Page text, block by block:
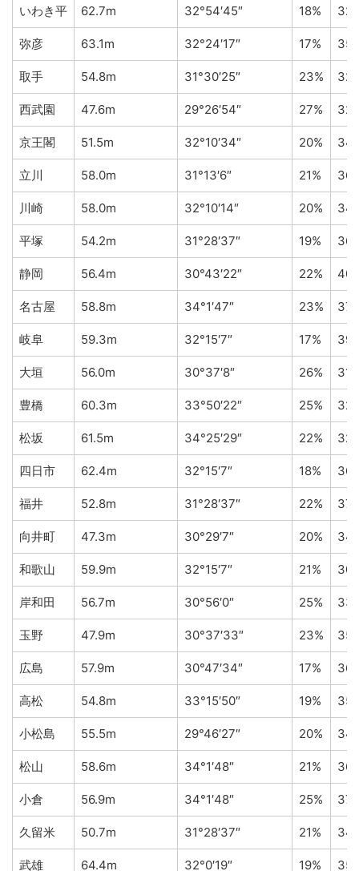
いわき平 62.7m 32°54′45″ 18%
弥彦 63.1m 32°24′17″ 17%
取手 54.8m 31°30′25″ 23%
西武園 47.6m 29°26′54″ 27%
京王閣 51.5m 32°10′34″ 20%
立川 58.0m 31°13′6″ 21%
川崎 58.0m 32°10′14″ 20%
平塚 54.2m 31°28′37″ 19%
静岡 56.4m 30°43′22″ 22%
名古屋 58.8m 34°1′47″ 23%
岐阜 59.3m 32°15′7″ 17%
大垣 56.0m 30°37′8″ 26%
豊橋 60.3m 33°50′22″ 25%
松坂 61.5m 34°25′29″ 22%
四日市 62.4m 32°15′7″ 18%
福井 52.8m 31°28′37″ 22%
向井町 47.3m 30°29′7″ 20%
和歌山 59.9m 32°15′7″ 21%
岸和田 56.7m 30°56′0″ 25%
玉野 47.9m 30°37′33″ 23%
広島 57.9m 30°47′34″ 17%
高松 54.8m 33°15′50″ 19%
小松島 55.5m 29°46′27″ 20%
松山 58.6m 34°1′48″ 21%
小倉 56.9m 34°1′48″ 25%
久留米 50.7m 31°28′37″ 21%
武雄 64.4m 32°0′19″ 19%